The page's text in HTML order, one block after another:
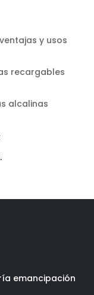
y usos
recargables
alcalinas
emancipación